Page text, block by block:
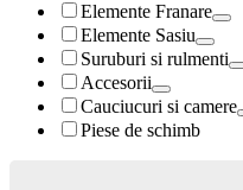
Elemente Franare
Elemente Sasiu
Suruburi si rulmenti
Accesorii
Cauciucuri si camere
Piese de schimb